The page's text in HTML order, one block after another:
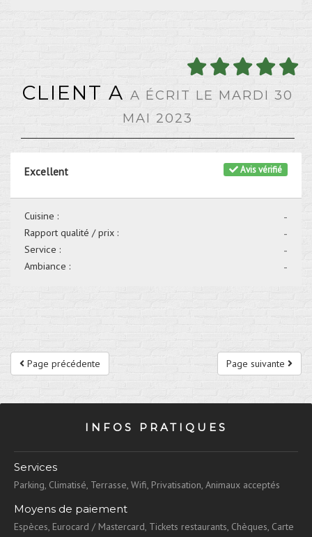
CLIENT A A ÉCRIT LE MARDI 30
MAI 2023
Avis vérifié
Excellent
-
Cuisine :
-
Rapport qualité / prix :
-
Service :
-
Ambiance :
Page suivante
Page précédente
INFOS PRATIQUES
Services
Parking, Climatisé, Terrasse, Wifi, Privatisation, Animaux acceptés
Moyens de paiement
Espèces, Eurocard / Mastercard, Tickets restaurants, Chèques, Carte